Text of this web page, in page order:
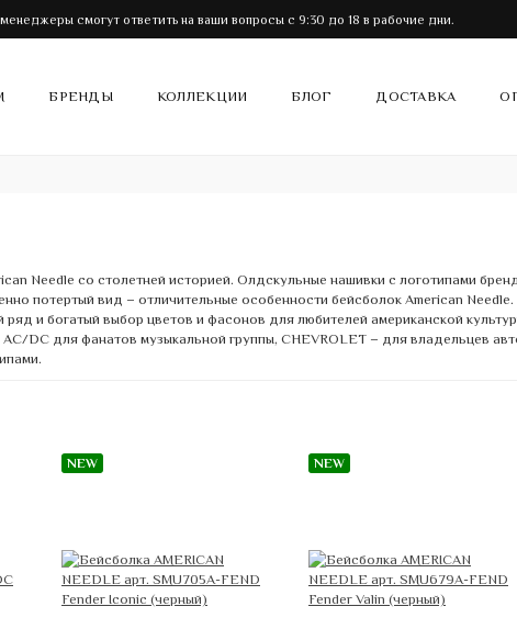
смогут ответить на ваши вопросы с 9:30 до 18 в рабочие дни.
БРЕНДЫ КОЛЛЕКЦИИ БЛОГ ДОСТАВКА
Needle со столетней историей. Олдскульные нашивки с логотипами
потертый вид – отличительные особенности бейсболок American
и богатый выбор цветов и фасонов для любителей американской
AC/DC для фанатов музыкальной группы, CHEVROLET – для владельцев
NEW NEW